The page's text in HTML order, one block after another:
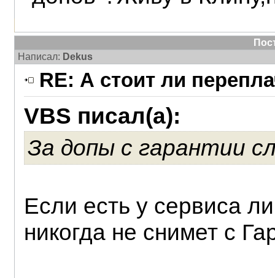
Написал: Dekus
RE: А стоит ли
VBS писал(а):
За допы с гарантии
Если есть у сервиса
никогда не снимет с